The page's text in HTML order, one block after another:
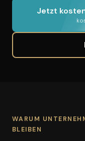
Jetzt
WARUM
BLEIBEN